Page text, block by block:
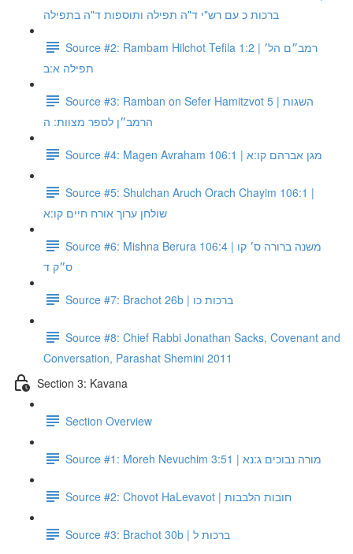
ברכות כ עם רש"י ד"ה תפילה ותוספות ד"ה בתפילה
Source #2: Rambam Hilchot Tefila 1:2 | רמב״ם הל׳
תפילה א:ב
Source #3: Ramban on Sefer Hamitzvot 5 | השגות
הרמב״ן לספר מצוות: ה
Source #4: Magen Avraham 106:1 | מגן אברהם קו:א
Source #5: Shulchan Aruch Orach Chayim 106:1 |
שולחן ערוך אורח חיים קו:א
Source #6: Mishna Berura 106:4 | משנה ברורה ס׳ קו
ס״ק ד
Source #7: Brachot 26b | ברכות כו
Source #8: Chief Rabbi Jonathan Sacks, Covenant and
Conversation, Parashat Shemini 2011
Section 3: Kavana
Section Overview
Source #1: Moreh Nevuchim 3:51 | מורה נבוכים ג:נא
Source #2: Chovot HaLevavot | חובות הלבבות
Source #3: Brachot 30b | ברכות ל